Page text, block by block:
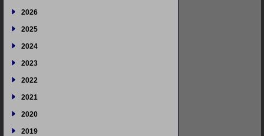
2026
2025
2024
2023
2022
2021
2020
2019